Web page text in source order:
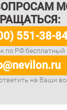
551-38-
по РФ бесплатный
на Ваши